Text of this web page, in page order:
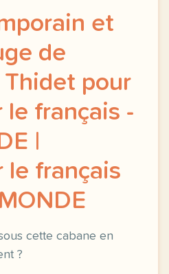
et
de
Thidet pour
le français -
|
le français
cette cabane en
?